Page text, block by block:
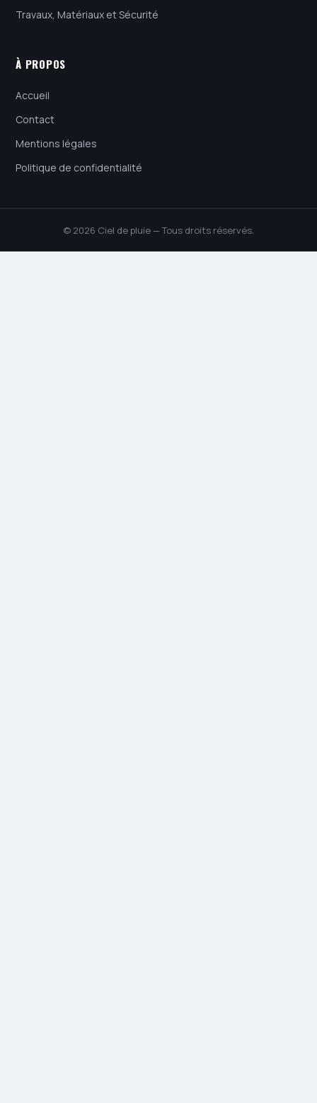
Travaux, Matériaux et Sécurité
À PROPOS
Accueil
Contact
Mentions légales
Politique de confidentialité
© 2026 Ciel de pluie — Tous droits réservés.